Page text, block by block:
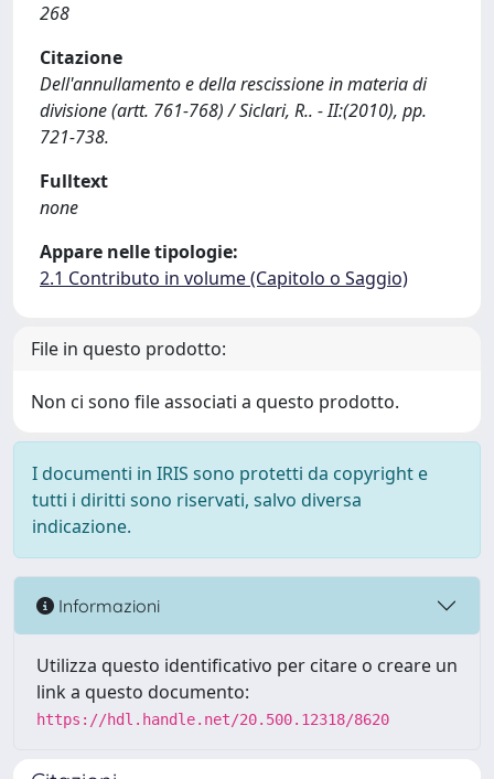
268
Citazione
Dell'annullamento e della rescissione in materia di
divisione (artt. 761-768) / Siclari, R.. - II:(2010), pp.
721-738.
Fulltext
none
Appare nelle tipologie:
2.1 Contributo in volume (Capitolo o Saggio)
File in questo prodotto:
Non ci sono file associati a questo prodotto.
I documenti in IRIS sono protetti da copyright e
tutti i diritti sono riservati, salvo diversa
indicazione.
Informazioni
Utilizza questo identificativo per citare o creare un
link a questo documento:
https://hdl.handle.net/20.500.12318/8620